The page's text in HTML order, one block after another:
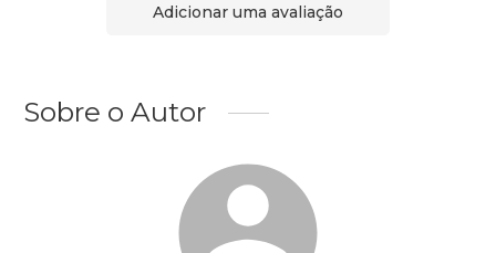
Adicionar uma avaliação
Sobre o Autor